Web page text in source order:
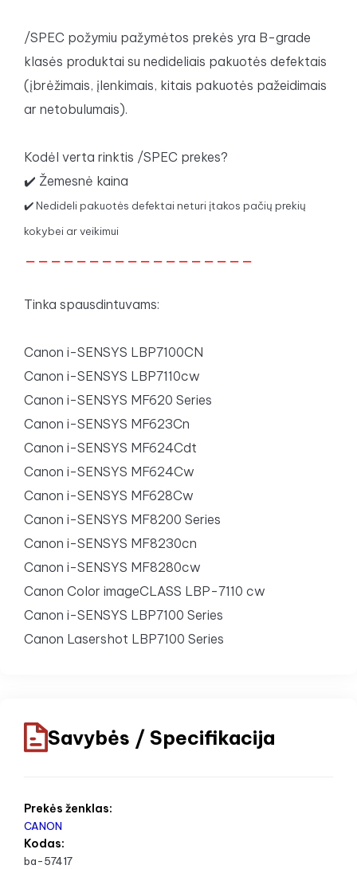
/SPEC požymiu pažymėtos prekės yra B-grade
klasės produktai su nedideliais pakuotės defektais
(įbrėžimais, įlenkimais, kitais pakuotės pažeidimais
ar netobulumais).
Kodėl verta rinktis /SPEC prekes?
✔️ Žemesnė kaina
✔️ Nedideli pakuotės defektai neturi įtakos pačių prekių
kokybei ar veikimui
__________________
Tinka spausdintuvams:
Canon i-SENSYS LBP7100CN
Canon i-SENSYS LBP7110cw
Canon i-SENSYS MF620 Series
Canon i-SENSYS MF623Cn
Canon i-SENSYS MF624Cdt
Canon i-SENSYS MF624Cw
Canon i-SENSYS MF628Cw
Canon i-SENSYS MF8200 Series
Canon i-SENSYS MF8230cn
Canon i-SENSYS MF8280cw
Canon Color imageCLASS LBP-7110 cw
Canon i-SENSYS LBP7100 Series
Canon Lasershot LBP7100 Series
Savybės / Specifikacija
Prekės ženklas:
CANON
Kodas:
ba-57417